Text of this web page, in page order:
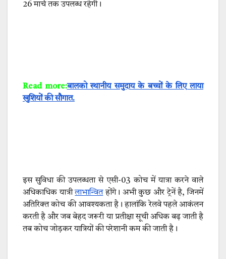
26 मार्च तक उपलब्ध रहेगी।
Read more:बालको स्थानीय समुदाय के बच्चों के लिए लाया
खुशियों की सौगात.
इस सुविधा की उपलब्धता से एसी-03 कोच में यात्रा करने वाले
अधिकाधिक यात्रीलाभान्वितहोंगे। अभी कुछ और ट्रेनें है, जिनमें
अतिरिक्त कोच की आवश्यकता है। हालांकि रेलवे पहले आकंलन
करती है और जब बेहद जरूरी या प्रतीक्षा सूची अधिक बढ़ जाती है
तब कोच जोड़कर यात्रियों की परेशानी कम की जाती है।